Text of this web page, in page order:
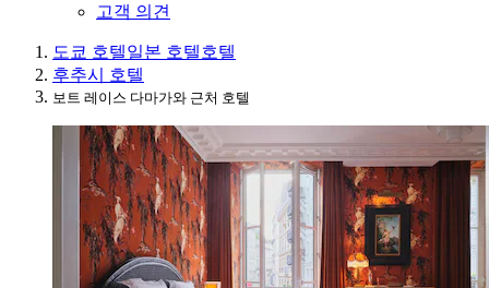
고객 의견
도쿄 호텔일본 호텔호텔
후추시 호텔
보트 레이스 다마가와 근처 호텔